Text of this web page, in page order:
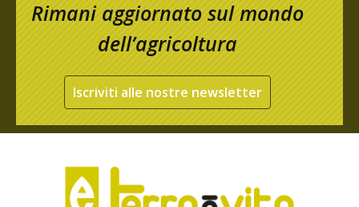
Rimani aggiornato sul mondo
dell’agricoltura
Iscriviti alle nostre newsletter